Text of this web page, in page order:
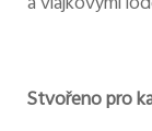
Stvořeno pro